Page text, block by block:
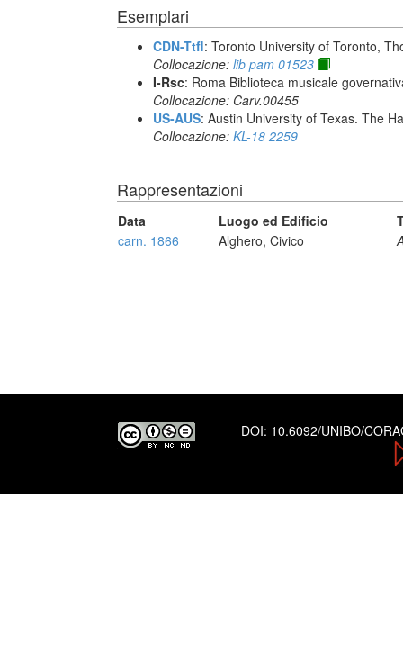
Esemplari
CDN-Ttfl: Toronto University of Toronto,
Collocazione: lib pam 01523
I-Rsc: Roma Biblioteca musicale
Collocazione: Carv.00455
US-AUS: Austin University of Texas. The
Collocazione: KL-18 2259
Rappresentazioni
Data Luogo ed Edificio
carn. 1866
Alghero, Civico
DOI: 10.6092/UNIBO/